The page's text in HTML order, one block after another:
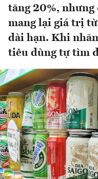
tăng 20%, nhưng
mang lại giá trị
dài hạn. Khi
tiêu dùng tự tìm